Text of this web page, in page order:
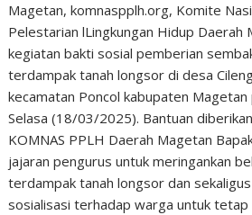
Magetan, komnaspplh.org, Komite
Pelestarian lLingkungan Hidup Daerah
kegiatan bakti sosial pemberian
terdampak tanah longsor di desa
kecamatan Poncol kabupaten Magetan
Selasa (18/03/2025). Bantuan
KOMNAS PPLH Daerah Magetan
jajaran pengurus untuk meringankan
terdampak tanah longsor dan
sosialisasi terhadap warga untuk tetap